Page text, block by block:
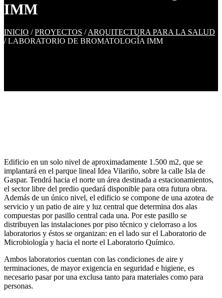
IMM
INICIO /PROYECTOS /ARQUITECTURA PARA LA SALUD
/LABORATORIO DE BROMATOLOGÍA IMM
Edificio en un solo nivel de aproximadamente 1.500 m2, que se
implantará en el parque lineal Idea Vilariño, sobre la calle Isla de
Gaspar. Tendrá hacia el norte un área destinada a estacionamientos,
el sector libre del predio quedará disponible para otra futura obra.
Además de un único nivel, el edificio se compone de una azotea de
servicio y un patio de aire y luz central que determina dos alas
compuestas por pasillo central cada una. Por este pasillo se
distribuyen las instalaciones por piso técnico y cielorraso a los
laboratorios y éstos se organizan: en el lado sur el Laboratorio de
Microbiología y hacia el norte el Laboratorio Químico.
Ambos laboratorios cuentan con las condiciones de aire y
terminaciones, de mayor exigencia en seguridad e higiene, es
necesario pasar por una exclusa tanto para materiales como para
personas.